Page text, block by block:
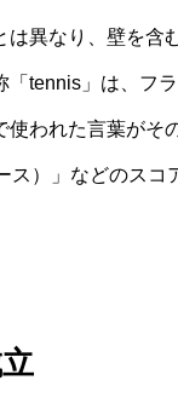
異なり、壁を含
tennis」は、フ
われた言葉が
ス）」などのス